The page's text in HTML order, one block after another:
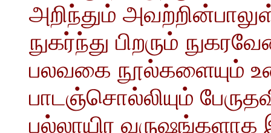
அறிந்தும்
நுகர்ந்து பிறரும்
பலவகை நூல்களையும்
பாடஞ்சொல்லியும்
பல்லாயிர வருஷங்களாக